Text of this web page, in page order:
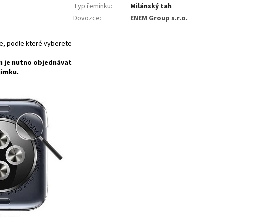
podle které vyberete
je nutno objednávat
Typ řemínku:
Milánský tah
Dovozce: ENEM Group s.r.o.